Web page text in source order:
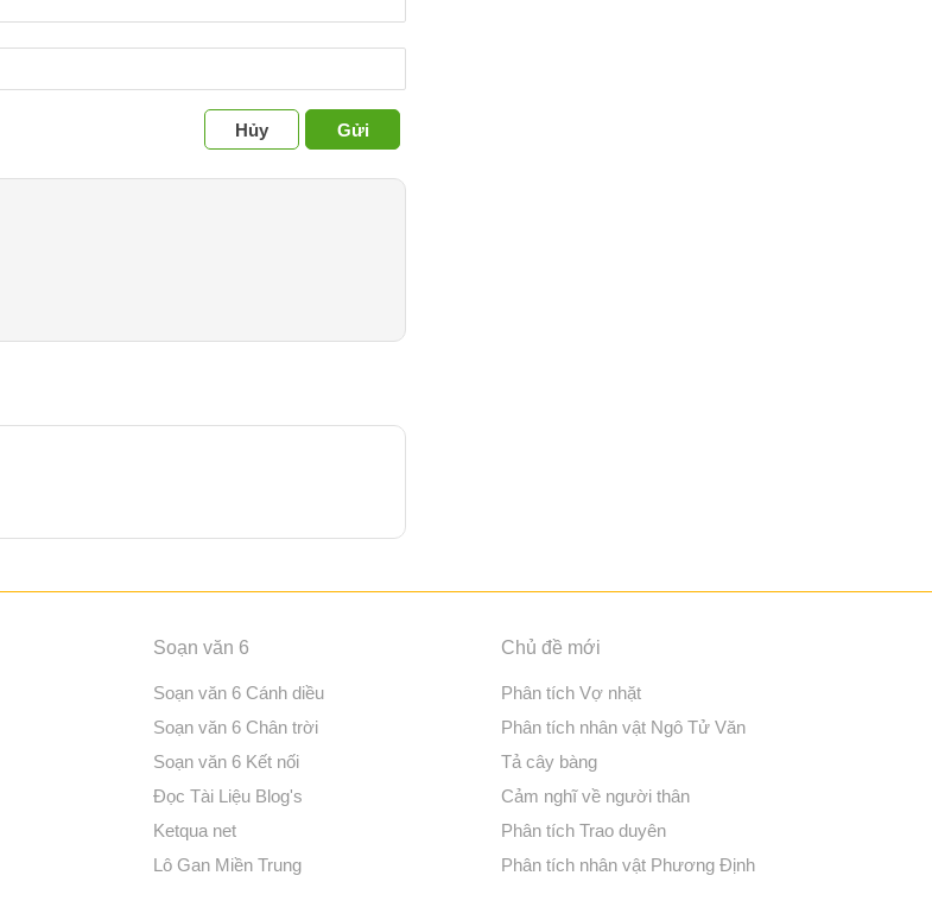
Hủy Gửi
Soạn văn 6
Soạn văn 6 Cánh diều
Soạn văn 6 Chân trời
Soạn văn 6 Kết nối
Đọc Tài Liệu Blog's
Ketqua net
Lô Gan Miền Trung
Chủ đề mới
Phân tích Vợ nhặt
Phân tích nhân vật Ngô Tử Văn
Tả cây bàng
Cảm nghĩ về người thân
Phân tích Trao duyên
Phân tích nhân vật Phương Định